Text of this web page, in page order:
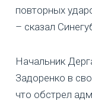
повторных
– сказал
Начальник
Задоренко в
что обстрел